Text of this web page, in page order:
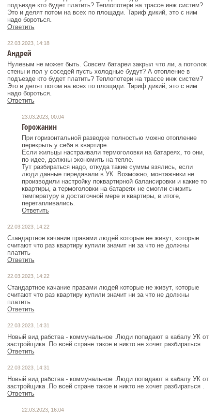
подъезде кто будет платить? Теплопотери на трассе инж систем?
Это и делят потом на всех по площади. Тариф дикий, это с ним
надо бороться.
Ответить
22.03.2023, 14:18
Андрей
Нулевым не может быть. Совсем батареи закрыл что ли, а потолок
стены и пол у соседей пусть холодные будут? А отопление в
подъезде кто будет платить? Теплопотери на трассе инж систем?
Это и делят потом на всех по площади. Тариф дикий, это с ним
надо бороться.
Ответить
23.03.2023, 00:04
Горожанин
При горизонтальной разводке полностью можно отопление
перекрыть у себя в квартире.
Если жильцы настраивали термоголовки на батареях, то они,
по идее, должны экономить на тепле.
Тут разбираться надо, откуда такие суммы взялись, если
люди данные передавали в УК. Возможно, монтажники не
производили настройку поквартирной балансировки и какие то
квартиры, а термоголовки на батареях не смогли снизить
температуру в достаточной мере и квартиры, в итоге,
перетапливались.
Ответить
22.03.2023, 14:22
Стандартное качание правами людей которые не живут, которые
считают что раз квартиру купили значит ни за что не должны
платить
Ответить
22.03.2023, 14:22
Стандартное качание правами людей которые не живут, которые
считают что раз квартиру купили значит ни за что не должны
платить
Ответить
22.03.2023, 14:31
Новый вид рабства - коммунальное .Люди попадают в кабалу УК от
застройщика .По всей стране такое и никто не хочет разбираться .
Ответить
22.03.2023, 14:31
Новый вид рабства - коммунальное .Люди попадают в кабалу УК от
застройщика .По всей стране такое и никто не хочет разбираться .
Ответить
22.03.2023, 16:04